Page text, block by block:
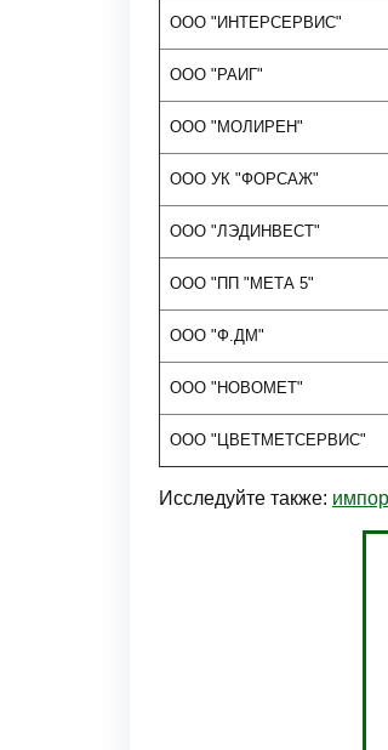
ООО "ИНТЕРСЕРВИС"
ООО "РАИГ"
ООО "МОЛИРЕН"
ООО УК "ФОРСАЖ"
ООО "ЛЭДИНВЕСТ"
ООО "ПП "МЕТА 5"
ООО "Ф.ДМ"
ООО "НОВОМЕТ"
ООО "ЦВЕТМЕТСЕРВИС"
Исследуйте также: